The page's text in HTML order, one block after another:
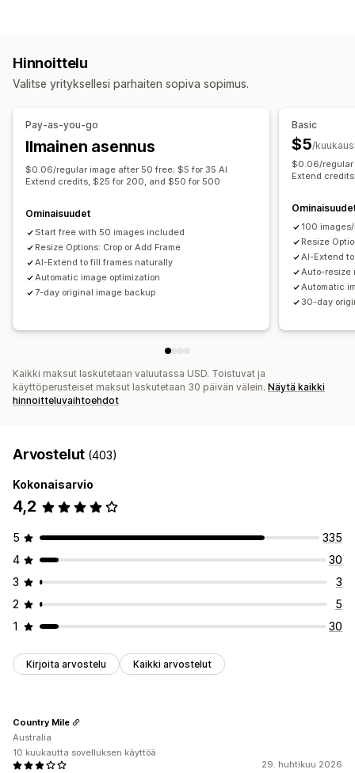
Joukkomuokkaus
Kuvan optimointi
Sisällön optimointi Automaatiot
Nopeusanalyysi
Hinnoittelu
Valitse yrityksellesi parhaiten sopiva sopimus.
Pay-as-you-go
Ilmainen asennus
$0.06/regular image after 50 free; $5 for 35 AI
Extend credits, $25 for 200, and $50 for 500
Ominaisuudet
Start free with 50 images included
Resize Options: Crop or Add Frame
AI-Extend to fill frames naturally
Automatic image optimization
7-day original image backup
Basic
$5/
$0.06/regular
Extend
100
Resize
AI-Extend
Auto-resize
Automatic
30-day
Kaikki maksut laskutetaan valuutassa USD. Toistuvat ja
käyttöperusteiset maksut laskutetaan 30 päivän välein. Näytä kaikki
hinnoitteluvaihtoehdot
Arvostelut (403)
Kokonaisarvio
4,2
5
335
4
30
3
3
2
5
1
30
Kirjoita arvostelu Kaikki arvostelut
29. huhtikuu 2026
Country Mile
Australia
10 kuukautta sovelluksen käyttöä